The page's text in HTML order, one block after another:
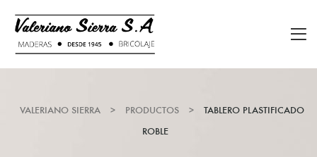
VALERIANO SIERRA > PRODUCTOS >
TABLERO PLASTIFICADO
ROBLE